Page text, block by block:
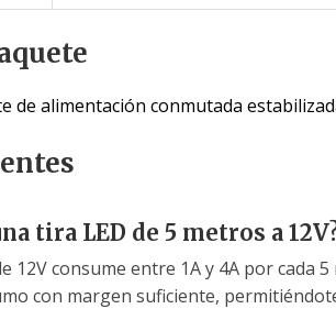
de alimentación conmutada
tira LED de 5 metros a
12V consume entre 1A y 4A por cada
con margen suficiente,